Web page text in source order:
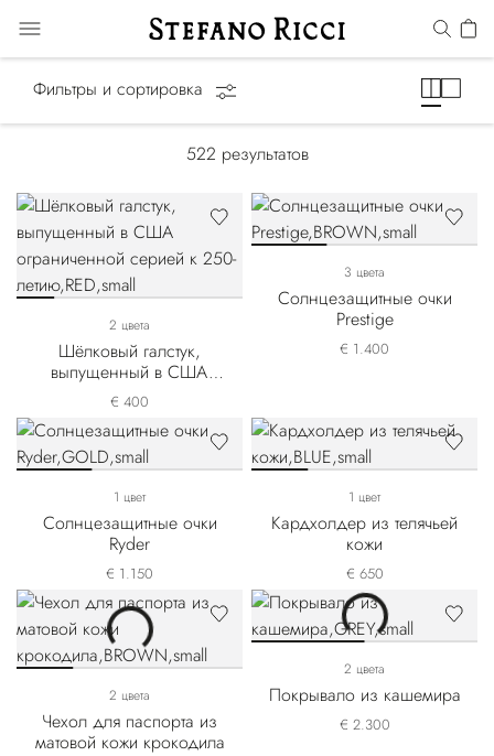
Фильтры и сортировка
522 результатов
2 цвета
Шёлковый галстук,
выпущенный в США
ограниченной серией к
250-летию
€ 400
3 цвета
Солнцезащитные очки
Prestige
€ 1.400
1 цвет
Солнцезащитные очки
Ryder
€ 1.150
1 цвет
Кардхолдер из телячьей
кожи
€ 650
2 цвета
Чехол для паспорта из
матовой кожи крокодила
2 цвета
Покрывало из кашемира
€ 2.300